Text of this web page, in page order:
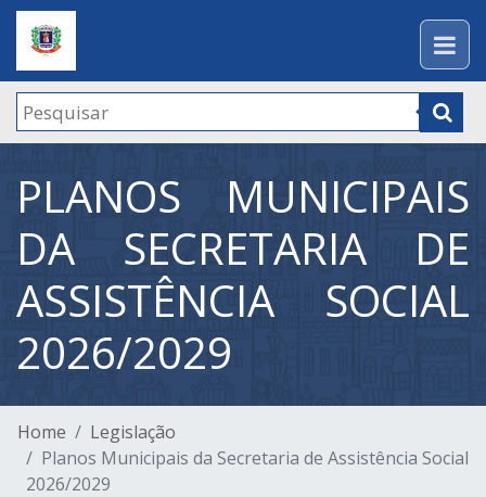
PLANOS MUNICIPAIS
DA SECRETARIA DE
ASSISTÊNCIA SOCIAL
2026/2029
Home
Legislação
Planos Municipais da Secretaria de Assistência Social
2026/2029